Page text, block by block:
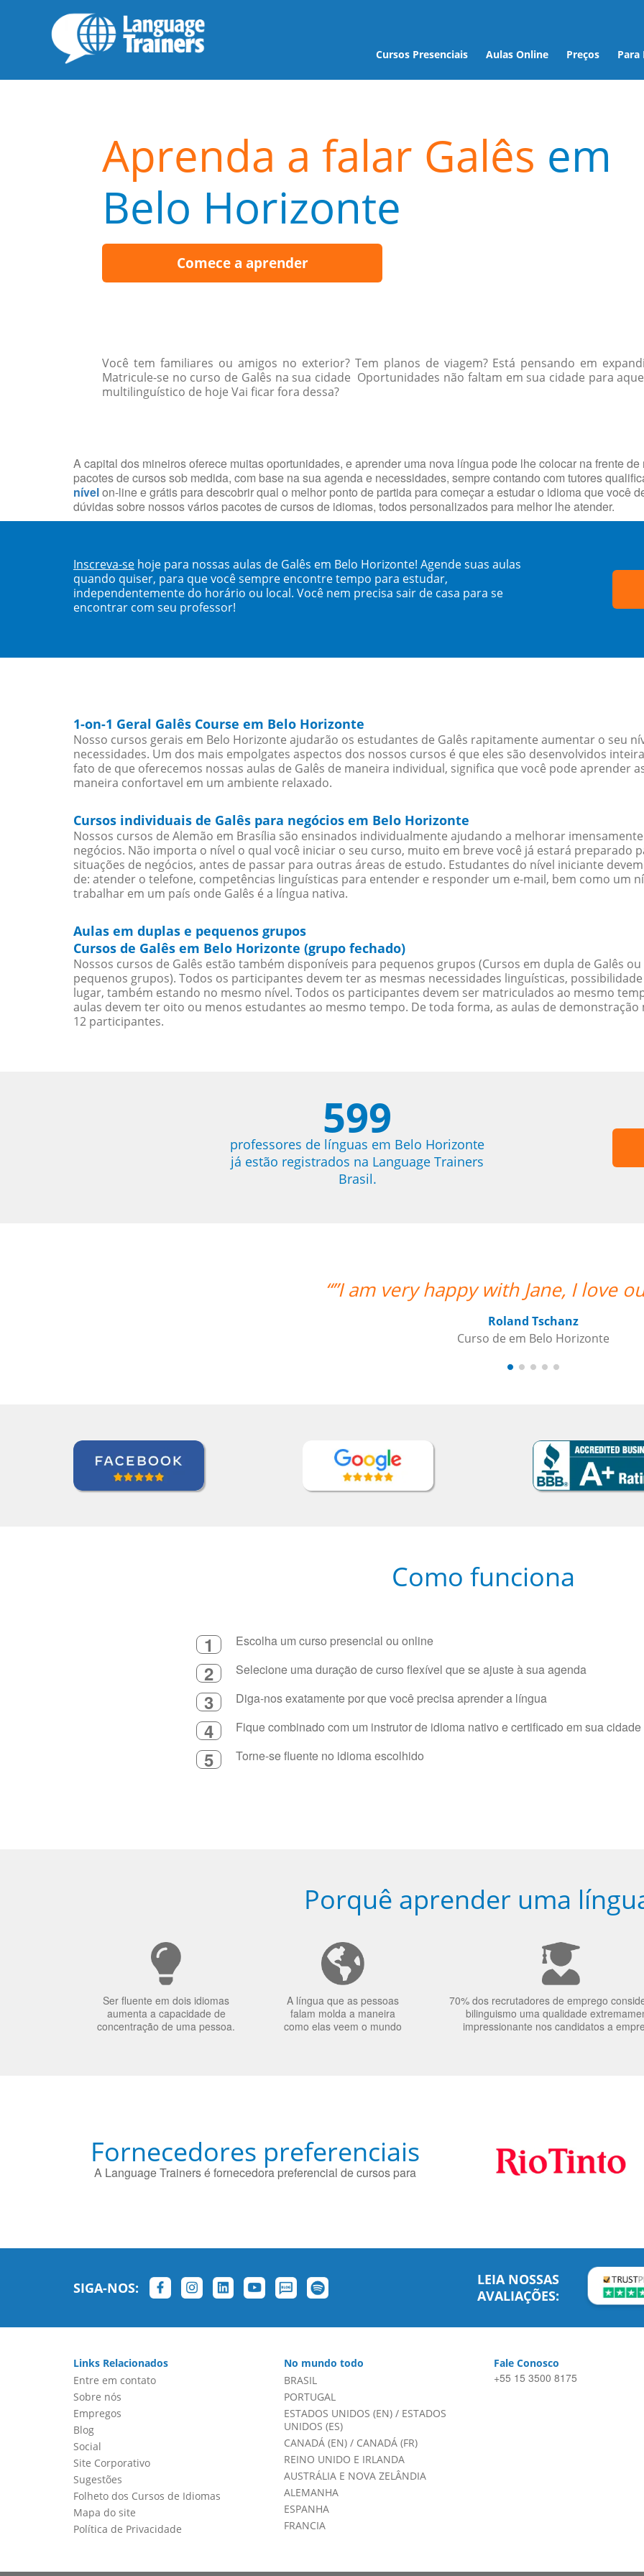
Cursos Presenciais Aulas Online Preços Para
Aprenda a falar Galês em
Belo Horizonte
Comece a aprender
Você tem familiares ou amigos no exterior? Tem planos de viagem? Está pensando em
Matricule-se no curso de Galês na sua cidade Oportunidades não faltam em sua cidade para
multilinguístico de hoje Vai ficar fora dessa?
A capital dos mineiros oferece muitas oportunidades, e aprender uma nova língua pode lhe colocar na frente
pacotes de cursos sob medida, com base na sua agenda e necessidades, sempre contando com tutores
nívelon-line e grátis para descobrir qual o melhor ponto de partida para começar a estudar o idioma que você
dúvidas sobre nossos vários pacotes de cursos de idiomas, todos personalizados para melhor lhe atender.
Inscreva-se hoje para nossas aulas de Galês em Belo Horizonte! Agende suas aulas
quando quiser, para que você sempre encontre tempo para estudar,
independentemente do horário ou local. Você nem precisa sair de casa para se
encontrar com seu professor!
1-on-1 Geral Galês Course em Belo Horizonte
Nosso cursos gerais em Belo Horizonte ajudarão os estudantes de Galês rapitamente aumentar o seu
necessidades. Um dos mais empolgates aspectos dos nossos cursos é que eles são desenvolvidos
fato de que oferecemos nossas aulas de Galês de maneira individual, significa que você pode aprender
maneira confortavel em um ambiente relaxado.
Cursos individuais de Galês para negócios em Belo Horizonte
Nossos cursos de Alemão em Brasília são ensinados individualmente ajudando a melhorar
negócios. Não importa o nível o qual você iniciar o seu curso, muito em breve você já estará preparado
situações de negócios, antes de passar para outras áreas de estudo. Estudantes do nível iniciante
de: atender o telefone, competências linguísticas para entender e responder um e-mail, bem como um
trabalhar em um país onde Galês é a língua nativa.
Aulas em duplas e pequenos grupos
Cursos de Galês em Belo Horizonte (grupo fechado)
Nossos cursos de Galês estão também disponíveis para pequenos grupos (Cursos em dupla de Galês
pequenos grupos). Todos os participantes devem ter as mesmas necessidades linguísticas,
lugar, também estando no mesmo nível. Todos os participantes devem ser matriculados ao mesmo
aulas devem ter oito ou menos estudantes ao mesmo tempo. De toda forma, as aulas de
12 participantes.
599
professores de línguas em Belo Horizonte
já estão registrados na Language Trainers
Brasil.
am very happy with Jane, I love our lessons.””
Como funciona
1 Escolha um curso presencial ou online
2 Selecione uma duração de curso flexível que se ajuste à sua agenda
3 Diga-nos exatamente por que você precisa aprender a língua
4 Fique combinado com um instrutor de idioma nativo e certificado em sua
5 Torne-se fluente no idioma escolhido
Porquê aprender uma
Ser fluente em dois idiomas
aumenta a capacidade de
concentração de uma pessoa.
A língua que as pessoas
falam molda a maneira
como elas veem o mundo
70% dos recrutadores de emprego
bilinguismo uma qualidade
impressionante nos candidatos a
Fornecedores preferenciais
A Language Trainers é fornecedora preferencial de cursos para
SIGA-NOS:
LEIA NOSSAS
AVALIAÇÕES:
Links Relacionados
Entre em contato
Sobre nós
Empregos
Blog
Social
Site Corporativo
Sugestões
Folheto dos Cursos de Idiomas
Mapa do site
Política de Privacidade
No mundo todo
BRASIL
PORTUGAL
ESTADOS UNIDOS (EN)/ ESTADOS
UNIDOS (ES)
CANADÁ (EN)/ CANADÁ (FR)
REINO UNIDO E IRLANDA
AUSTRÁLIA E NOVA ZELÂNDIA
ALEMANHA
ESPANHA
FRANCIA
Fale Conosco
+55 15 3500 8175